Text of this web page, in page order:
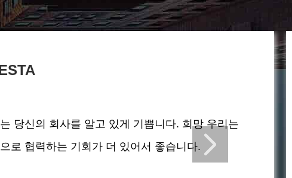
당신의 회사를 알고 있게 기쁩니다. 희망 우리는
로 협력하는 기회가 더 있어서 좋습니다.